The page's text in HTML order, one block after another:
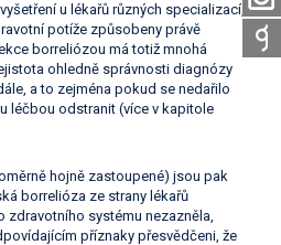
u lékařů různých specializací,
potíže způsobeny právě
borreliózou má totiž mnohá
ohledně správnosti diagnózy
a to zejména pokud se nedařilo
léčbou odstranit (více v kapitole
hojně zastoupené) jsou pak
borrelióza ze strany lékařů
zdravotního systému nezazněla,
příznaky přesvědčeni, že